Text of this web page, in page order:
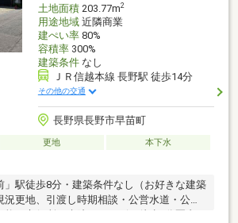
土地面積203.77m2
用途地域近隣商業
建ぺい率80%
容積率300%
建築条件なし
ＪＲ信越本線 長野駅 徒歩14分
その他の交通
長野県長野市早苗町
更地
本下水
」駅徒歩8分・建築条件なし（お好きな建築
更地、引渡し時期相談・公営水道・公共